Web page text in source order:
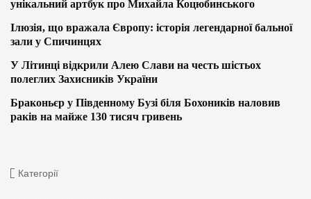
унікальний артбук про Михайла Коцюбинського
Ілюзія, що вражала Європу: історія легендарної бальної
зали у Спичинцях
У Літинці відкрили Алею Слави на честь шістьох
полеглих Захисників України
Браконьєр у Південному Бузі біля Бохоників наловив
раків на майже 130 тисяч гривень
Категорії